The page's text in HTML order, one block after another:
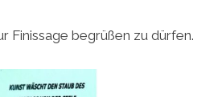
Finissage begrüßen zu dürfen.